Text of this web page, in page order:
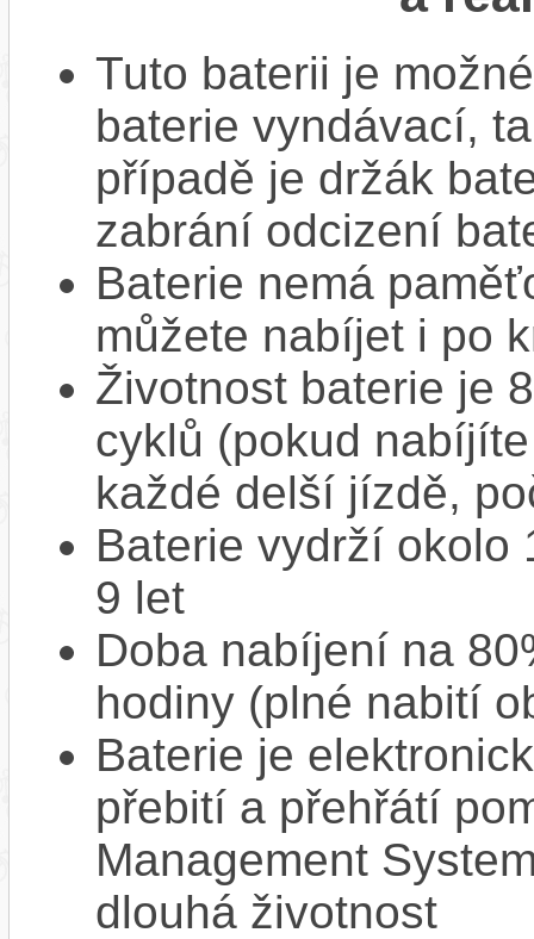
Tuto baterii je
baterie vyndávací,
případě je držák
zabrání odcizení
Baterie nemá
můžete nabíjet i po
Životnost baterie je
cyklů (pokud
každé delší jízdě,
Baterie vydrží okolo
9 let
Doba nabíjení na
hodiny (plné nabití
Baterie je
přebití a přehřátí
Management
dlouhá životnost